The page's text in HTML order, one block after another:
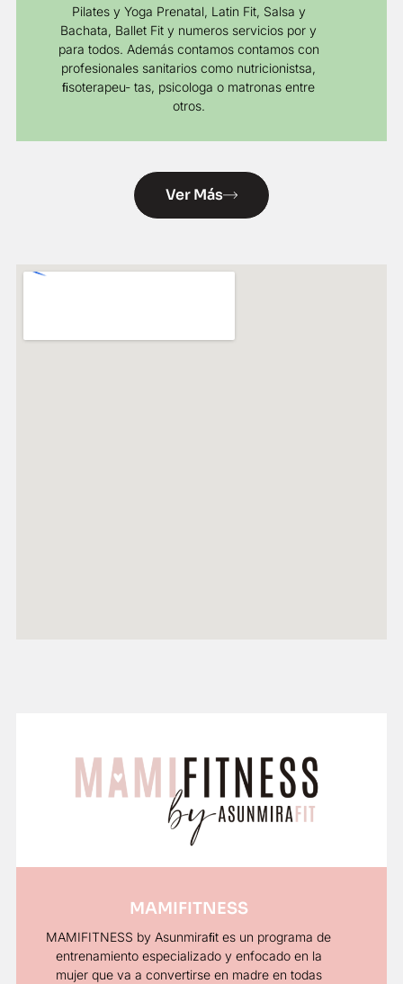
Pilates y Yoga Prenatal, Latin Fit, Salsa y
Bachata, Ballet Fit y numeros servicios por y
para todos. Además contamos contamos con
profesionales sanitarios como nutricionistsa,
ﬁsoterapeu- tas, psicologa o matronas entre
otros.
Ver Más
MAMIFITNESS
MAMIFITNESS by Asunmiraﬁt es un programa de
entrenamiento especializado y enfocado en la
mujer que va a convertirse en madre en todas